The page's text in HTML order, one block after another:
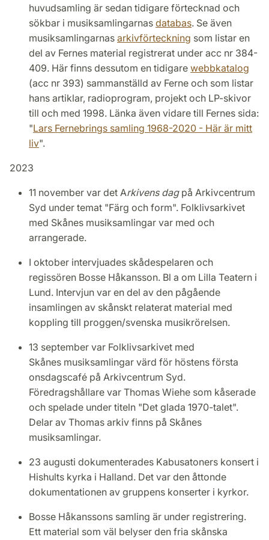
huvudsamling är sedan tidigare förtecknad och
sökbar i musiksamlingarnas databas. Se även
musiksamlingarnas arkivförteckning som listar en
del av Fernes material registrerat under acc nr 384-
409. Här finns dessutom en tidigare webbkatalog
(acc nr 393) sammanställd av Ferne och som listar
hans artiklar, radioprogram, projekt och LP-skivor
till och med 1998. Länka även vidare till Fernes sida:
"Lars Fernebrings samling 1968-2020 - Här är mitt
liv".
2023
11 november var det Arkivens dagpå Arkivcentrum
Syd under temat "Färg och form". Folklivsarkivet
med Skånes musiksamlingar var med och
arrangerade.
I oktober intervjuades skådespelaren och
regissören Bosse Håkansson. Bl a om Lilla Teatern i
Lund. Intervjun var en del av den pågående
insamlingen av skånskt relaterat material med
koppling till proggen/svenska musikrörelsen.
13 september var Folklivsarkivet med
Skånes musiksamlingar värd för höstens första
onsdagscafé på Arkivcentrum Syd.
Föredragshållare var Thomas Wiehe som kåserade
och spelade under titeln "Det glada 1970-talet".
Delar av Thomas arkiv finns på Skånes
musiksamlingar.
23 augusti dokumenterades Kabusatoners konsert i
Hishults kyrka i Halland. Det var den åttonde
dokumentationen av gruppens konserter i kyrkor.
Bosse Håkanssons samling är under registrering.
Ett material som väl belyser den fria skånska